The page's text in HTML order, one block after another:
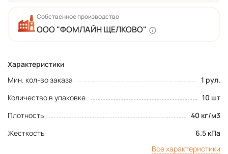
Характеристики
Мин. кол-во заказа
1 рул.
Количество в упаковке
10 шт
Плотность
40 кг/м3
Жесткость
6.5 кПа
Все характеристики
Собственное производство
ООО "ФОМЛАЙН ЩЕЛКОВО"